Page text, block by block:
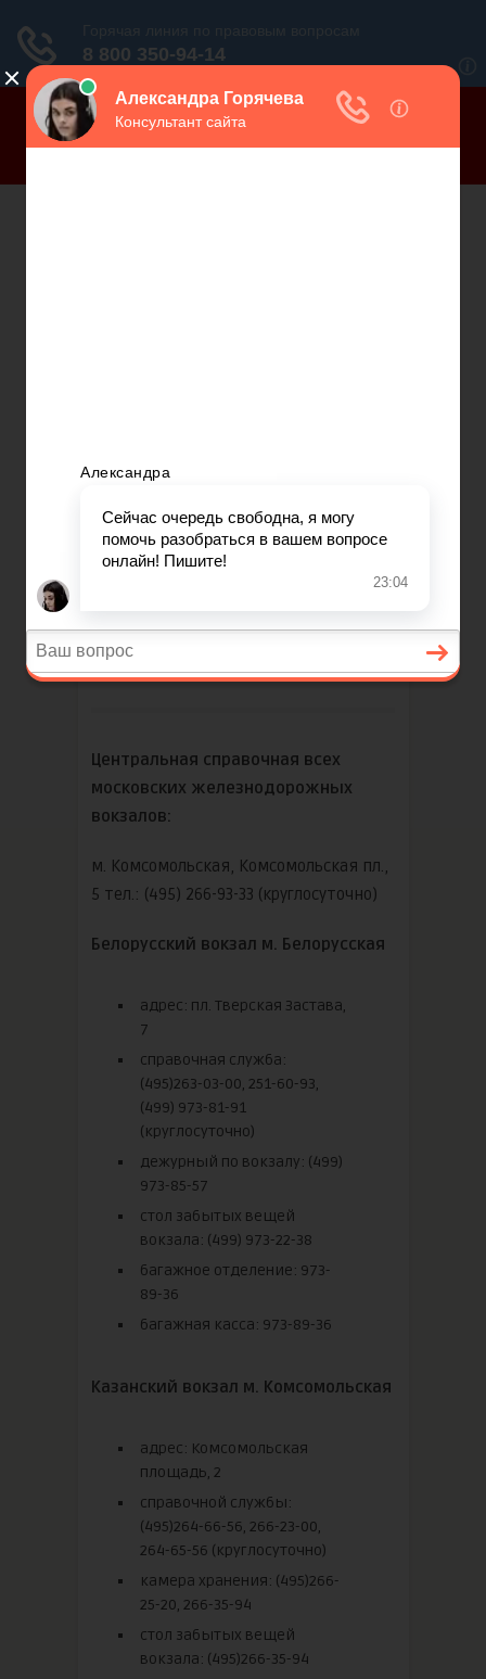
Справочные
железнодорожных
вокзалов
Центральная справочная всех
московских железнодорожных
вокзалов:
м. Комсомольская, Комсомольская пл.,
5 тел.: (495) 266-93-33 (круглосуточно)
Белорусский вокзал м. Белорусская
адрес: пл. Тверская Застава,
7
справочная служба:
(495)263-03-00, 251-60-93,
(499) 973-81-91
(круглосуточно)
дежурный по вокзалу: (499)
973-85-57
стол забытых вещей
вокзала: (499) 973-22-38
багажное отделение: 973-
89-36
багажная касса: 973-89-36
Казанский вокзал м. Комсомольская
адрес: Комсомольская
площадь, 2
справочной службы:
(495)264-66-56, 266-23-00,
264-65-56 (круглосуточно)
камера хранения: (495)266-
25-20, 266-35-94
стол забытых вещей
вокзала: (495)266-35-94